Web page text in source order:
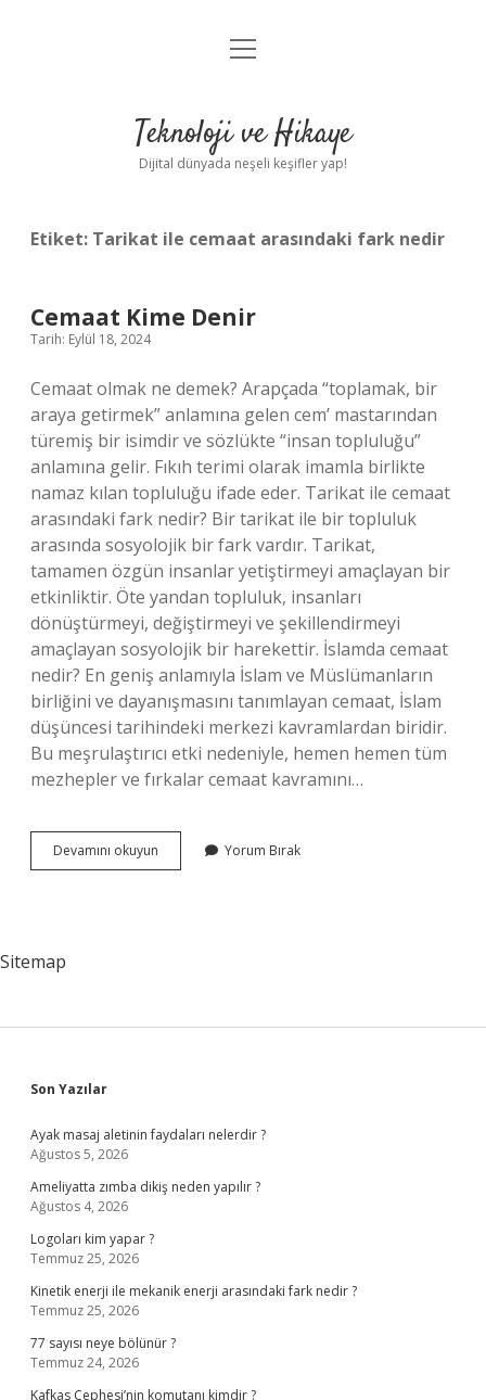
Anasayfa
Yasal Uyarı
menüyü
Teknoloji ve Hikaye
Dijital dünyada neşeli keşifler yap!
Etiket: Tarikat ile cemaat arasındaki fark nedir
Cemaat Kime Denir
Tarih: Eylül 18, 2024
Cemaat olmak ne demek? Arapçada “toplamak, bir
araya getirmek” anlamına gelen cem’ mastarından
türemiş bir isimdir ve sözlükte “insan topluluğu”
anlamına gelir. Fıkıh terimi olarak imamla birlikte
namaz kılan topluluğu ifade eder. Tarikat ile cemaat
arasındaki fark nedir? Bir tarikat ile bir topluluk
arasında sosyolojik bir fark vardır. Tarikat,
tamamen özgün insanlar yetiştirmeyi amaçlayan bir
etkinliktir. Öte yandan topluluk, insanları
dönüştürmeyi, değiştirmeyi ve şekillendirmeyi
amaçlayan sosyolojik bir harekettir. İslamda cemaat
nedir? En geniş anlamıyla İslam ve Müslümanların
birliğini ve dayanışmasını tanımlayan cemaat, İslam
düşüncesi tarihindeki merkezi kavramlardan biridir.
Bu meşrulaştırıcı etki nedeniyle, hemen hemen tüm
mezhepler ve fırkalar cemaat kavramını…
Devamını okuyun
Kime
Yorum Bırak
Sitemap
Sidebar
Son Yazılar
Ayak masaj aletinin faydaları nelerdir ?
Ağustos 5, 2026
Ameliyatta zımba dikiş neden yapılır ?
Ağustos 4, 2026
Logoları kim yapar ?
Temmuz 25, 2026
Kinetik enerji ile mekanik enerji arasındaki fark nedir ?
Temmuz 25, 2026
77 sayısı neye bölünür ?
Temmuz 24, 2026
Kafkas Cephesi’nin komutanı kimdir ?